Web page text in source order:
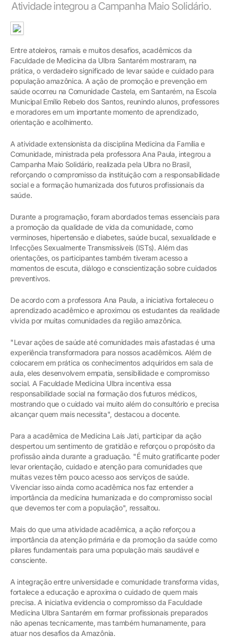
Atividade integrou a Campanha Maio Solidário.
Entre atoleiros, ramais e muitos desafios, acadêmicos da
Faculdade de Medicina da Ulbra Santarém mostraram, na
prática, o verdadeiro significado de levar saúde e cuidado para
população amazônica. A ação de promoção e prevenção em
saúde ocorreu na Comunidade Castela, em Santarém, na Escola
Municipal Emílio Rebelo dos Santos, reunindo alunos, professores
e moradores em um importante momento de aprendizado,
orientação e acolhimento.
A atividade extensionista da disciplina Medicina da Família e
Comunidade, ministrada pela professora Ana Paula, integrou a
Campanha Maio Solidário, realizada pela Ulbra no Brasil,
reforçando o compromisso da instituição com a responsabilidade
social e a formação humanizada dos futuros profissionais da
saúde.
Durante a programação, foram abordados temas essenciais para
a promoção da qualidade de vida da comunidade, como
verminoses, hipertensão e diabetes, saúde bucal, sexualidade e
Infecções Sexualmente Transmissíveis (ISTs). Além das
orientações, os participantes também tiveram acesso a
momentos de escuta, diálogo e conscientização sobre cuidados
preventivos.
De acordo com a professora Ana Paula, a iniciativa fortaleceu o
aprendizado acadêmico e aproximou os estudantes da realidade
vivida por muitas comunidades da região amazônica.
"Levar ações de saúde até comunidades mais afastadas é uma
experiência transformadora para nossos acadêmicos. Além de
colocarem em prática os conhecimentos adquiridos em sala de
aula, eles desenvolvem empatia, sensibilidade e compromisso
social. A Faculdade Medicina Ulbra incentiva essa
responsabilidade social na formação dos futuros médicos,
mostrando que o cuidado vai muito além do consultório e precisa
alcançar quem mais necessita", destacou a docente.
Para a acadêmica de Medicina Laís Jati, participar da ação
despertou um sentimento de gratidão e reforçou o propósito da
profissão ainda durante a graduação. "É muito gratificante poder
levar orientação, cuidado e atenção para comunidades que
muitas vezes têm pouco acesso aos serviços de saúde.
Vivenciar isso ainda como acadêmica nos faz entender a
importância da medicina humanizada e do compromisso social
que devemos ter com a população", ressaltou.
Mais do que uma atividade acadêmica, a ação reforçou a
importância da atenção primária e da promoção da saúde como
pilares fundamentais para uma população mais saudável e
consciente.
A integração entre universidade e comunidade transforma vidas,
fortalece a educação e aproxima o cuidado de quem mais
precisa. A iniciativa evidencia o compromisso da Faculdade
Medicina Ulbra Santarém em formar profissionais preparados
não apenas tecnicamente, mas também humanamente, para
atuar nos desafios da Amazônia.